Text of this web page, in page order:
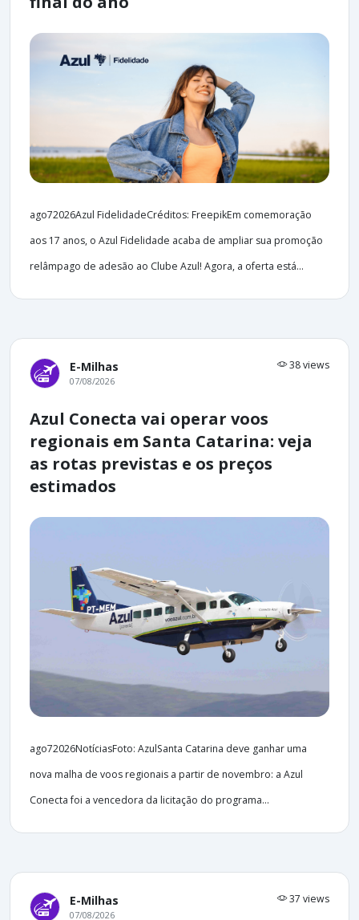
ago72026Azul FidelidadeCréditos: FreepikEm comemoração
aos 17 anos, o Azul Fidelidade acaba de ampliar sua promoção
relâmpago de adesão ao Clube Azul! Agora, a oferta está...
E-Milhas 38 views
07/08/2026
Azul Conecta vai operar voos
regionais em Santa Catarina: veja
as rotas previstas e os preços
estimados
ago72026NotíciasFoto: AzulSanta Catarina deve ganhar uma
nova malha de voos regionais a partir de novembro: a Azul
Conecta foi a vencedora da licitação do programa...
E-Milhas 37 views
07/08/2026